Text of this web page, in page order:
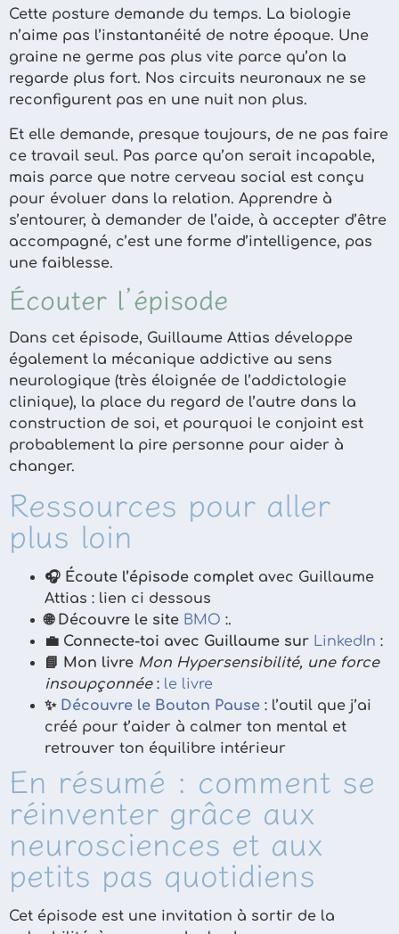
Cette posture demande du temps. La biologie
n’aime pas l’instantanéité de notre époque. Une
graine ne germe pas plus vite parce qu’on la
regarde plus fort. Nos circuits neuronaux ne se
reconfigurent pas en une nuit non plus.
Et elle demande, presque toujours, de ne pas faire
ce travail seul. Pas parce qu’on serait incapable,
mais parce que notre cerveau social est conçu
pour évoluer dans la relation. Apprendre à
s’entourer, à demander de l’aide, à accepter d’être
accompagné, c’est une forme d’intelligence, pas
une faiblesse.
Écouter l’épisode
Dans cet épisode, Guillaume Attias développe
également la mécanique addictive au sens
neurologique (très éloignée de l’addictologie
clinique), la place du regard de l’autre dans la
construction de soi, et pourquoi le conjoint est
probablement la pire personne pour aider à
changer.
Ressources pour aller
plus loin
🎧 Écoute l’épisode complet avec Guillaume
Attias : lien ci dessous
🌐 Découvre le site BMO :.
💼 Connecte-toi avec Guillaume sur LinkedIn :
📘 Mon livre Mon Hypersensibilité, une force
insoupçonnée: le livre
✨ Découvre le Bouton Pause : l’outil que j’ai
créé pour t’aider à calmer ton mental et
retrouver ton équilibre intérieur
En résumé : comment se
réinventer grâce aux
neurosciences et aux
petits pas quotidiens
Cet épisode est une invitation à sortir de la